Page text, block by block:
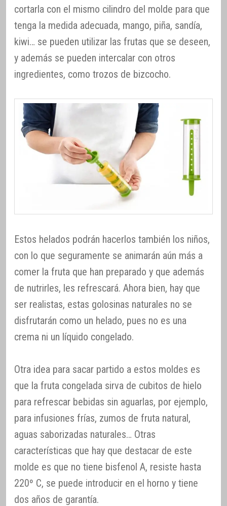
cortarla con el mismo cilindro del molde para que
tenga la medida adecuada, mango, piña, sandía,
kiwi… se pueden utilizar las frutas que se deseen,
y además se pueden intercalar con otros
ingredientes, como trozos de bizcocho.
Estos helados podrán hacerlos también los niños,
con lo que seguramente se animarán aún más a
comer la fruta que han preparado y que además
de nutrirles, les refrescará. Ahora bien, hay que
ser realistas, estas golosinas naturales no se
disfrutarán como un helado, pues no es una
crema ni un líquido congelado.
Otra idea para sacar partido a estos moldes es
que la fruta congelada sirva de cubitos de hielo
para refrescar bebidas sin aguarlas, por ejemplo,
para infusiones frías, zumos de fruta natural,
aguas saborizadas naturales… Otras
características que hay que destacar de este
molde es que no tiene bisfenol A, resiste hasta
220º C, se puede introducir en el horno y tiene
dos años de garantía.